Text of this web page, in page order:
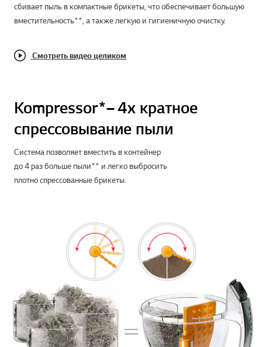
сбивает пыль в компактные брикеты, что обеспечивает большую
вместительность**, а также легкую и гигиеничную очистку.
Смотреть видео целиком
Kompressor*– 4х кратное
спрессовывание пыли
Система позволяет вместить в контейнер
до 4 раз больше пыли** и легко выбросить
плотно спрессованные брикеты.